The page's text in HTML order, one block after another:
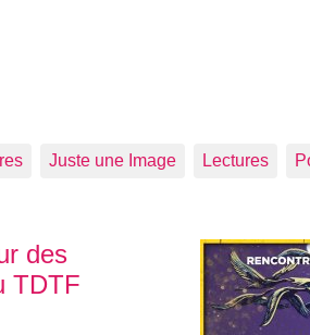
Juste une Image Lectures
des
TDTF